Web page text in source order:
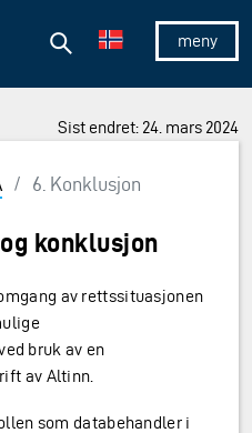
Vis/skjul
Søk
Sist endret: 24. mars 2024
/ 6. Konklusjon
konklusjon
av rettssituasjonen
bruk av en
av Altinn.
som databehandler i